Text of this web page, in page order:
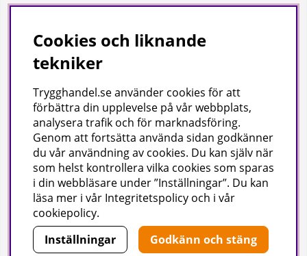
Uppgifter för leverans
Om oss
Företagsinformation / hitta till oss
Gilla oss på facebook!
Ta del av inspiration, tävlingar och mycket mer
Cookies och liknande
tekniker
Trygghandel.se använder cookies för att
förbättra din upplevelse på vår webbplats,
analysera trafik och för marknadsföring.
Genom att fortsätta använda sidan godkänner
du vår användning av cookies. Du kan själv när
som helst kontrollera vilka cookies som sparas
i din webbläsare under ”Inställningar”. Du kan
läsa mer i vår Integritetspolicy och i vår
cookiepolicy.
Inställningar
Godkänn och stäng